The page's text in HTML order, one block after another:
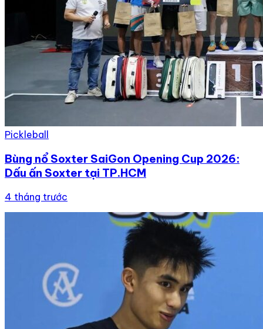
Pickleball
Bùng nổ Soxter SaiGon Opening Cup 2026:
Dấu ấn Soxter tại TP.HCM
4 tháng trước